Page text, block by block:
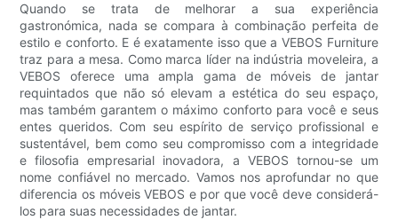
Quando se trata de melhorar a sua experiência
gastronómica, nada se compara à combinação perfeita de
estilo e conforto. E é exatamente isso que a VEBOS Furniture
traz para a mesa. Como marca líder na indústria moveleira, a
VEBOS oferece uma ampla gama de móveis de jantar
requintados que não só elevam a estética do seu espaço,
mas também garantem o máximo conforto para você e seus
entes queridos. Com seu espírito de serviço profissional e
sustentável, bem como seu compromisso com a integridade
e filosofia empresarial inovadora, a VEBOS tornou-se um
nome confiável no mercado. Vamos nos aprofundar no que
diferencia os móveis VEBOS e por que você deve considerá-
los para suas necessidades de jantar.